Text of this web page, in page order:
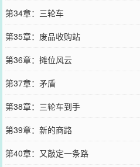
第34章：三轮车
第35章：废品收购站
第36章：摊位风云
第37章：矛盾
第38章：三轮车到手
第39章：新的商路
第40章：又敲定一条路